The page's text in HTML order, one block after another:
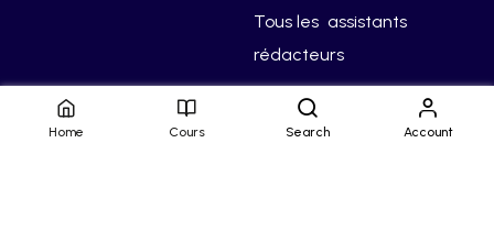
Tous les
rédacteurs
assistants
Home Cours Search Account